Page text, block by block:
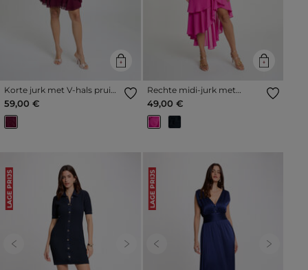
Korte jurk met V-hals pruim
vrouw
59,00 €
Rechte midi-jurk met
ruches framboosroze
vrouw
49,00 €
LAGE PRIJS
Previous Next
LAGE PRIJS
Previous Next